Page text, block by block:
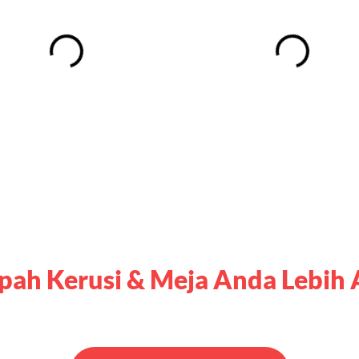
Kerusi & Meja Anda Lebih
Tempah Sekarang